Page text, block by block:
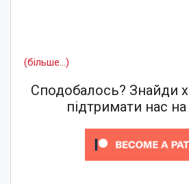
(більше…)
Сподобалось? Знайди
підтримати нас